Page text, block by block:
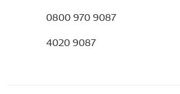
0800 970 9087
4020 9087